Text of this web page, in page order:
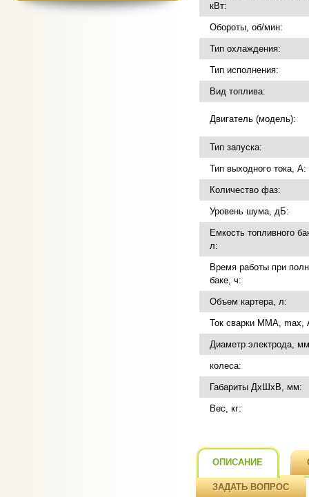
кВт:
Обороты, об/мин:
Тип охлаждения:
Тип исполнения:
Вид топлива:
Двигатель (модель):
Тип запуска:
Тип выходного тока, А:
Количество фаз:
Уровень шума, дБ:
Емкость топливного
л:
Время работы при
баке, ч:
Объем картера, л:
Ток сварки MMA, max,
Диаметр электрода,
колеса:
Габариты ДхШхВ, мм:
Вес, кг:
ОПИСАНИЕ
ЗАДАТЬ ВОПРОС